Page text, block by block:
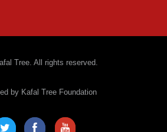
Tree. All rights reserved.
by Kafal Tree Foundation